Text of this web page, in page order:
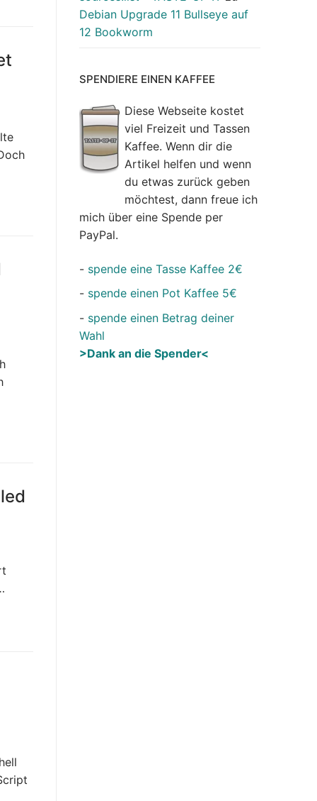
Debian Upgrade 11 Bullseye auf
12 Bookworm
SPENDIERE EINEN KAFFEE
Diese Webseite kostet
viel Freizeit und Tassen
Kaffee. Wenn dir die
Artikel helfen und wenn
du etwas zurück geben
möchtest, dann freue ich
mich über eine Spende per
PayPal.
- spende eine Tasse Kaffee 2€
- spende einen Pot Kaffee 5€
- spende einen Betrag deiner
Wahl
>Dank an die Spender<